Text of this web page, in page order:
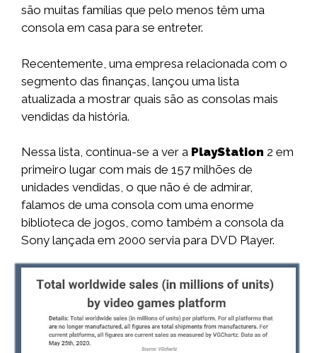
são muitas famílias que pelo menos têm uma
consola em casa para se entreter.
Recentemente, uma empresa relacionada com o
segmento das finanças, lançou uma lista
atualizada a mostrar quais são as consolas mais
vendidas da história.
Nessa lista, continua-se a ver a PlayStation 2 em
primeiro lugar com mais de 157 milhões de
unidades vendidas, o que não é de admirar,
falamos de uma consola com uma enorme
biblioteca de jogos, como também a consola da
Sony lançada em 2000 servia para DVD Player.